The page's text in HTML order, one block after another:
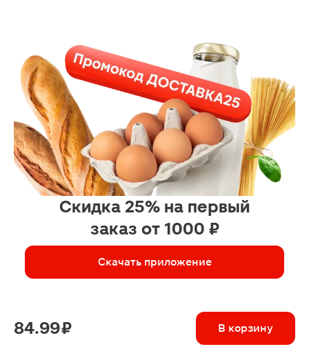
Скидка 25% на первый
заказ от 1000 ₽
Скачать приложение
84.99 ₽ В корзину